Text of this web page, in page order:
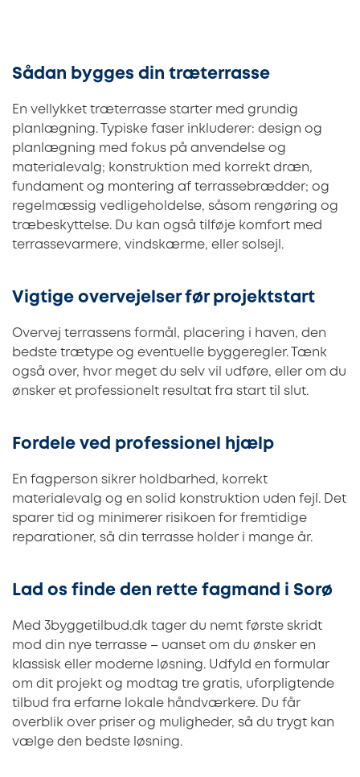
Sådan bygges din træterrasse
En vellykket træterrasse starter med grundig
planlægning. Typiske faser inkluderer: design og
planlægning med fokus på anvendelse og
materialevalg; konstruktion med korrekt dræn,
fundament og montering af terrassebrædder; og
regelmæssig vedligeholdelse, såsom rengøring og
træbeskyttelse. Du kan også tilføje komfort med
terrassevarmere, vindskærme, eller solsejl.
Vigtige overvejelser før projektstart
Overvej terrassens formål, placering i haven, den
bedste trætype og eventuelle byggeregler. Tænk
også over, hvor meget du selv vil udføre, eller om du
ønsker et professionelt resultat fra start til slut.
Fordele ved professionel hjælp
En fagperson sikrer holdbarhed, korrekt
materialevalg og en solid konstruktion uden fejl. Det
sparer tid og minimerer risikoen for fremtidige
reparationer, så din terrasse holder i mange år.
Lad os finde den rette fagmand i Sorø
Med 3byggetilbud.dk tager du nemt første skridt
mod din nye terrasse – uanset om du ønsker en
klassisk eller moderne løsning. Udfyld en formular
om dit projekt og modtag tre gratis, uforpligtende
tilbud fra erfarne lokale håndværkere. Du får
overblik over priser og muligheder, så du trygt kan
vælge den bedste løsning.